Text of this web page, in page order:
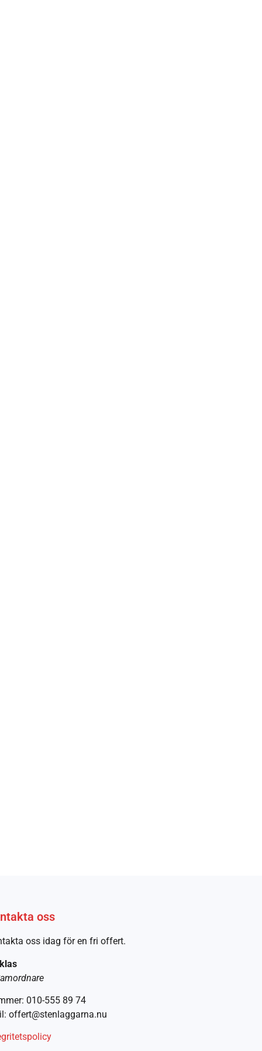
oss
oss idag för en fri offert.
010-555 89 74
offert@stenlaggarna.nu